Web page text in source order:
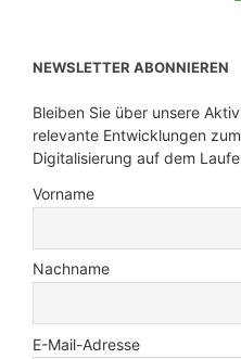
NEWSLETTER ABONNIEREN
Bleiben Sie über unsere
relevante Entwicklungen
Digitalisierung auf dem
Vorname
Nachname
E-Mail-Adresse